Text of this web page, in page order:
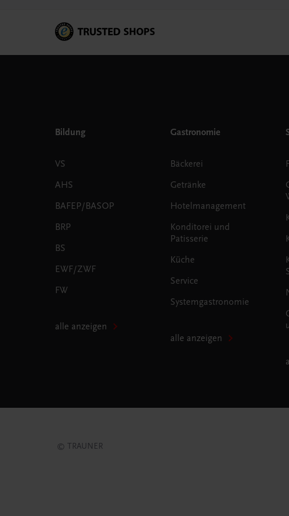
Bildung
VS
AHS
BAFEP/BASOP
BRP
BS
EWF/ZWF
FW
alle anzeigen
Gastronomie
Bäckerei
Getränke
Hotelmanagement
Konditorei und
Patisserie
Küche
Service
Systemgastronomie
alle anzeigen
© TRAUNER